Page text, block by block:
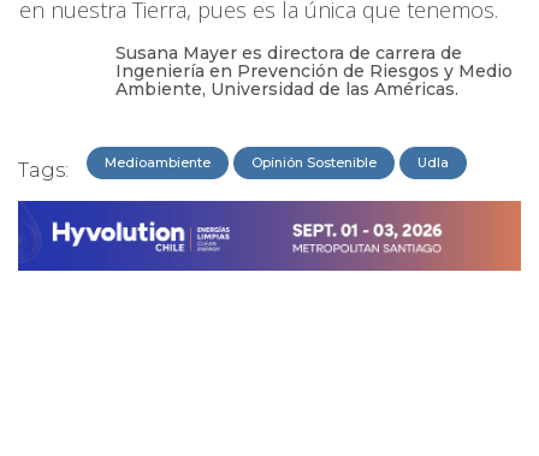
en nuestra Tierra, pues es la única que tenemos.
Susana Mayer es directora de carrera de
Ingeniería en Prevención de Riesgos y Medio
Ambiente, Universidad de las Américas.
Tags: Medioambiente Opinión Sostenible Udla